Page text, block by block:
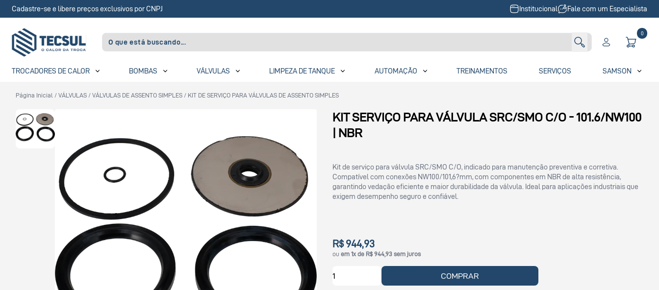
Cadastre-se e libere preços exclusivos por CNPJ Institucional Fale com um Especialista
0
TROCADORES DE CALOR BOMBAS VÁLVULAS LIMPEZA DE TANQUE AUTOMAÇÃO TREINAMENTOS SERVIÇOS SAMSON
Página Inicial / VÁLVULAS / VÁLVULAS DE ASSENTO SIMPLES / KIT DE SERVIÇO PARA VÁLVULAS DE ASSENTO SIMPLES
KIT SERVIÇO PARA VÁLVULA SRC/SMO C/O - 101.6/NW100
| NBR
Kit de serviço para válvula SRC/SMO C/O, indicado para manutenção preventiva e corretiva.
Compatível com conexões NW100/101,6?mm, com componentes em NBR de alta resistência,
garantindo vedação eficiente e maior durabilidade da válvula. Ideal para aplicações industriais que
exigem desempenho seguro e confiável.
R$ 944,93
ouem 1x de R$ 944,93 sem juros
COMPRAR